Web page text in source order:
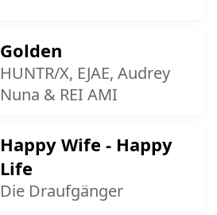
Golden
HUNTR/X, EJAE, Audrey
Nuna & REI AMI
Happy Wife - Happy
Life
Die Draufgänger